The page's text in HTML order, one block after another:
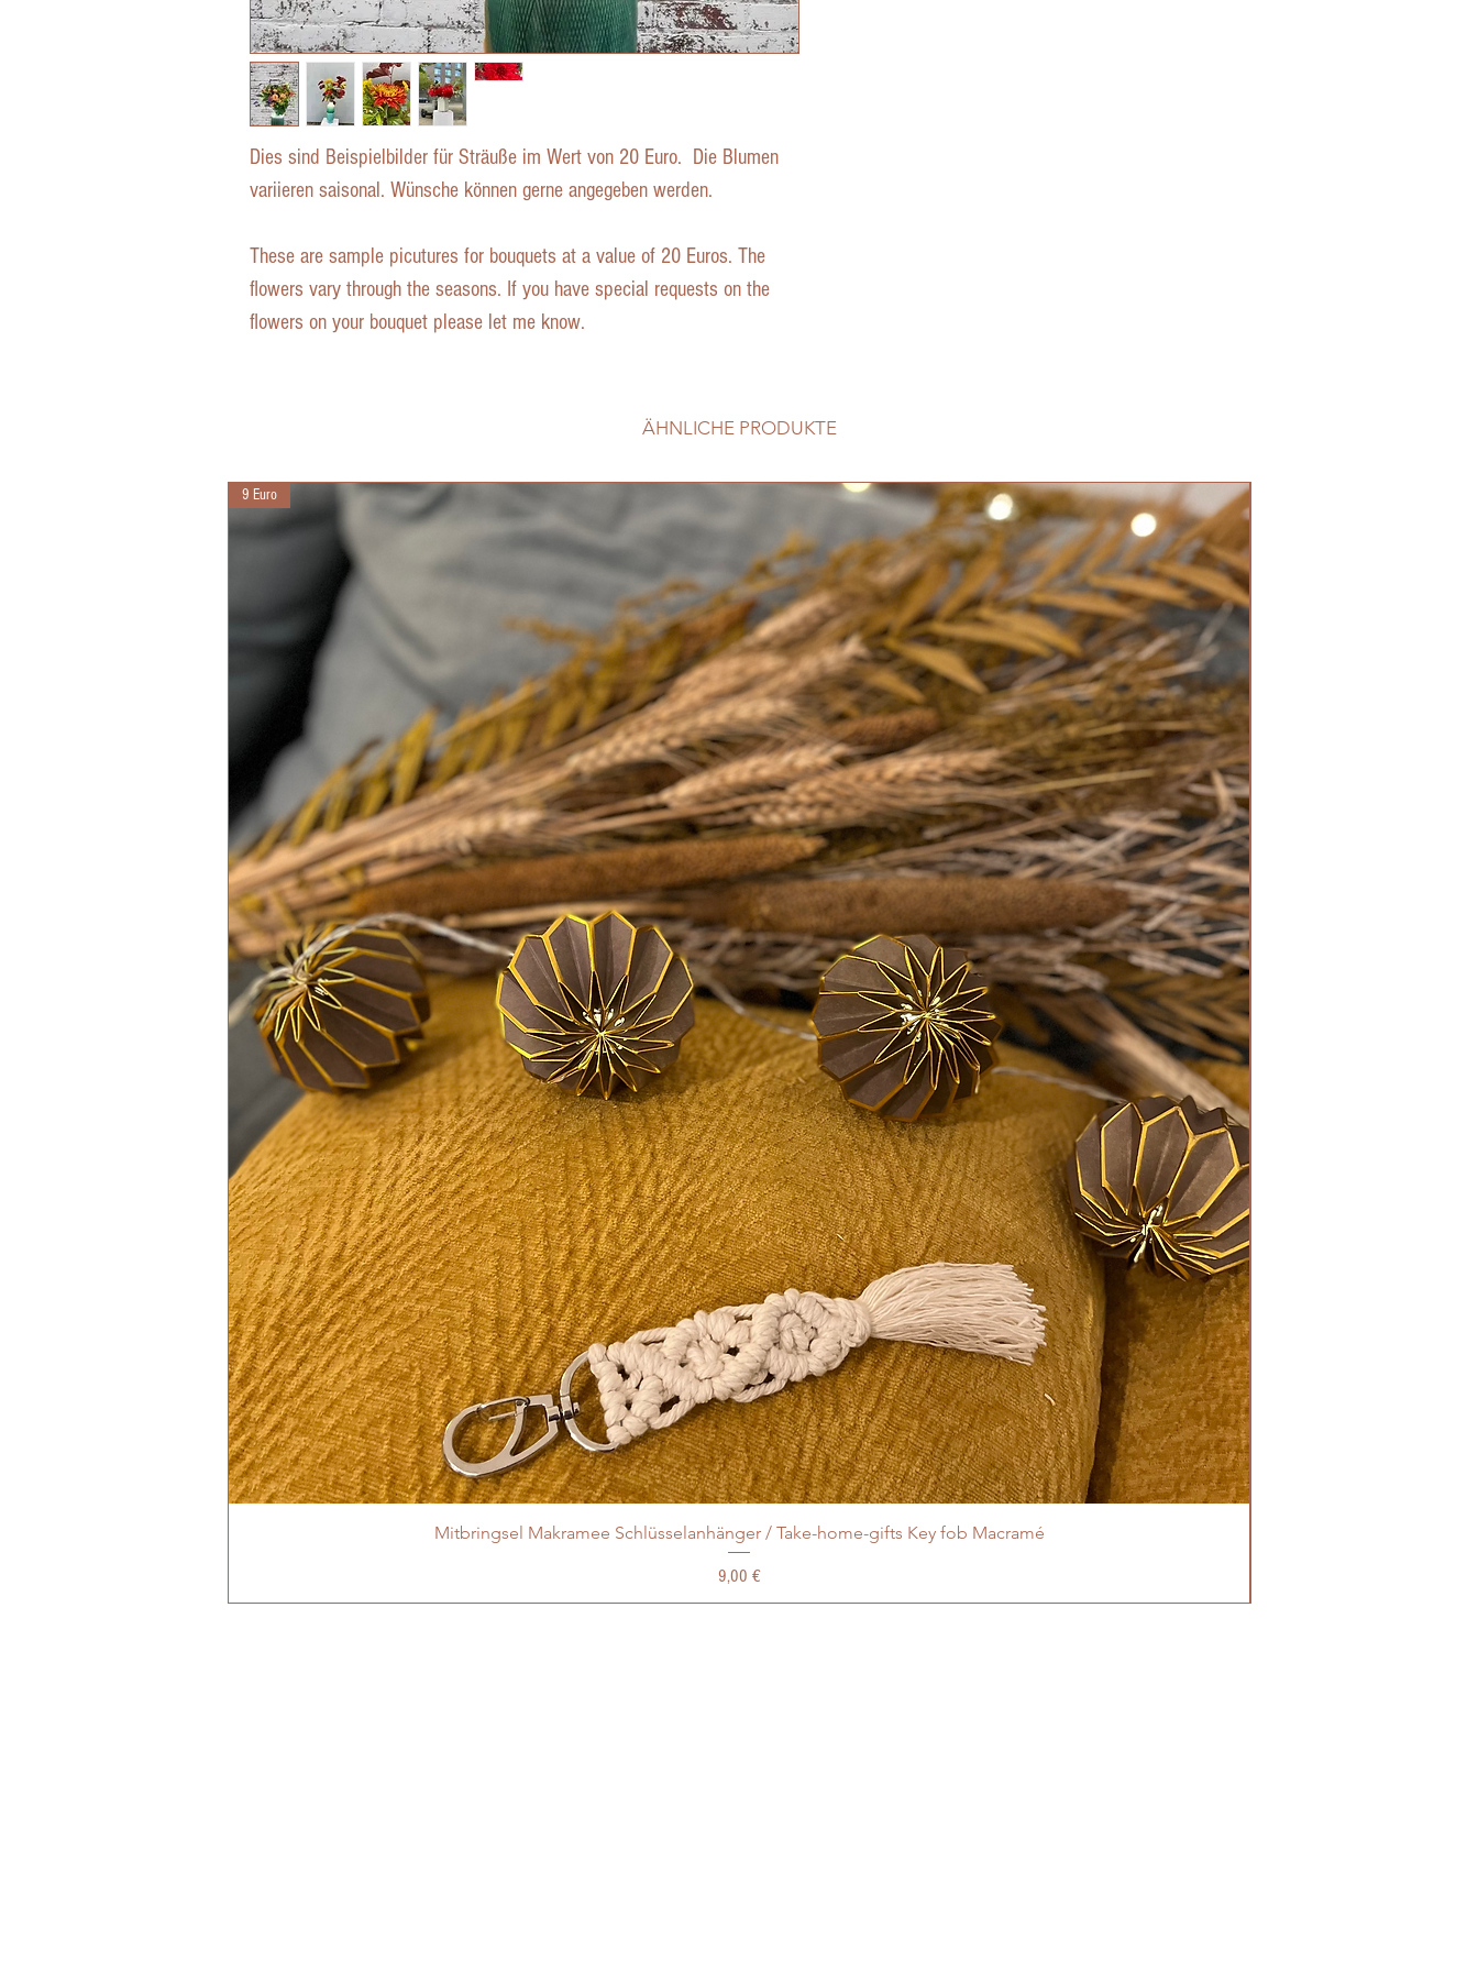
Dies sind Beispielbilder für Sträuße im Wert von 20 Euro. Die Blumen
variieren saisonal. Wünsche können gerne angegeben werden.
These are sample picutures for bouquets at a value of 20 Euros. The
flowers vary through the seasons. If you have special requests on the
flowers on your bouquet please let me know.
ÄHNLICHE PRODUKTE
9 Euro
Mitbringsel Makramee Schlüsselanhänger / Take-home-gifts Key fob Macramé
Preis
9,00 €